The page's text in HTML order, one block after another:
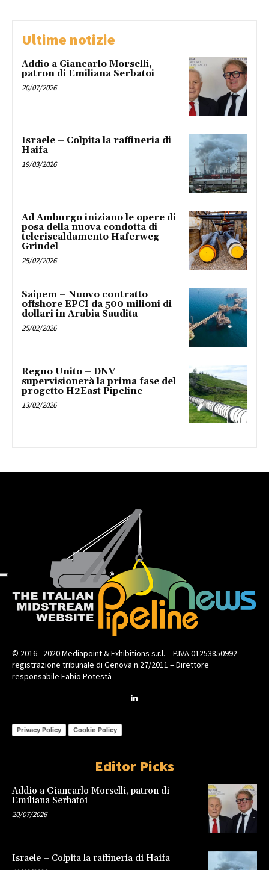
Ultime notizie
Addio a Giancarlo Morselli,
patron di Emiliana Serbatoi
20/07/2026
Israele – Colpita la raffineria di
Haifa
19/03/2026
Ad Amburgo iniziano le opere di
posa della nuova condotta di
teleriscaldamento Haferweg–
Grindel
25/02/2026
Saipem – Nuovo contratto
offshore EPCI da 500 milioni di
dollari in Arabia Saudita
25/02/2026
Regno Unito – DNV
supervisionerà la prima fase del
progetto H2East Pipeline
13/02/2026
© 2016 - 2020 Mediapoint & Exhibitions s.r.l. – P.IVA 01253850992 –
registrazione tribunale di Genova n.27/2011 – Direttore
responsabile Fabio Potestà
Privacy Policy Cookie Policy
Editor Picks
Addio a Giancarlo Morselli, patron di
Emiliana Serbatoi
20/07/2026
Israele – Colpita la raffineria di Haifa